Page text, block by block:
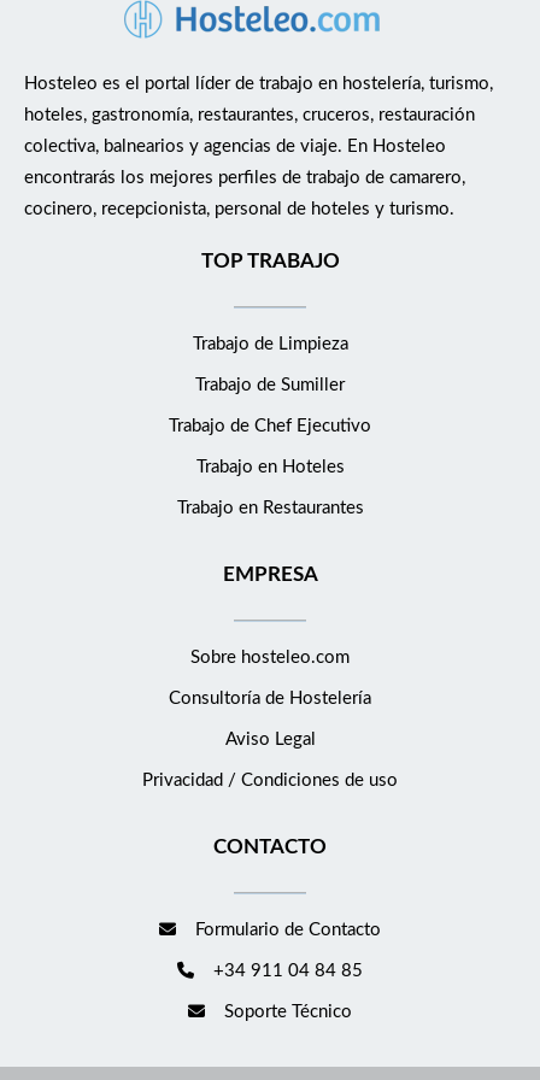
de exposición, conservación y control de calidad de
¿Qué ofrecemos? Contrato indefinido. Jornada de
Miércoles a Domingo de 18:00 a 23:00 horas.
Posibilidad de ampliar a jornada completa. Salario
12.200 € brutos anuales. Excelente ambiente laboral.
Equipo reducido, profesional y muy cohesionado,
del día a día. Entorno de trabajo tranquilo, cercano y
Hosteleo es el portal líder de trabajo en hostelería, turismo,
hoteles, gastronomía, restaurantes, cruceros, restauración
colectiva, balnearios y agencias de viaje. En Hosteleo
encontrarás los mejores perfiles de trabajo de camarero,
cocinero, recepcionista, personal de hoteles y turismo.
TOP TRABAJO
Trabajo de Limpieza
Trabajo de Sumiller
Trabajo de Chef Ejecutivo
Trabajo en Hoteles
Trabajo en Restaurantes
EMPRESA
Sobre hosteleo.com
Consultoría de Hostelería
Aviso Legal
Privacidad / Condiciones de uso
CONTACTO
Formulario de Contacto
+34 911 04 84 85
Soporte Técnico